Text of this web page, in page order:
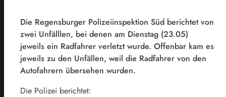
Die Regensburger Polizeiinspektion Süd berichtet von
zwei Unfälllen, bei denen am Dienstag (23.05)
jeweils ein Radfahrer verletzt wurde. Offenbar kam es
jeweils zu den Unfällen, weil die Radfahrer von den
Autofahrern übersehen wurden.
Die Polizei berichtet: